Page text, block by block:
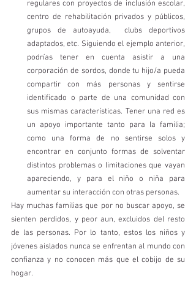
regulares con proyectos de inclusión escolar,
centro de rehabilitación privados y públicos,
grupos de autoayuda,  clubs deportivos
adaptados, etc. Siguiendo el ejemplo anterior,
podrías tener en cuenta asistir a una
corporación de sordos, donde tu hijo/a pueda
compartir con más personas y sentirse
identificado o parte de una comunidad con
sus mismas características. Tener una red es
un apoyo importante tanto para la familia;
como una forma de no sentirse solos y
encontrar en conjunto formas de solventar
distintos problemas o limitaciones que vayan
apareciendo, y para el niño o niña para
aumentar su interacción con otras personas.
Hay muchas familias que por no buscar apoyo, se
sienten perdidos, y peor aun, excluidos del resto
de las personas. Por lo tanto, estos los niños y
jóvenes aislados nunca se enfrentan al mundo con
confianza y no conocen más que el cobijo de su
hogar.